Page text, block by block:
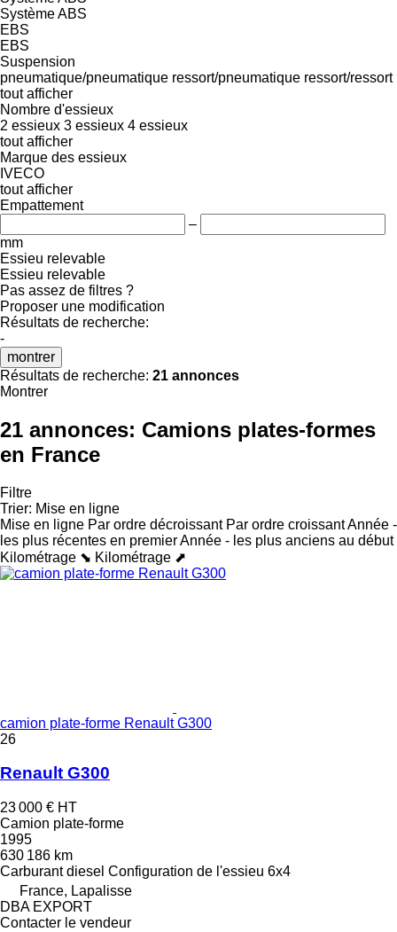
Système ABS
EBS
EBS
Suspension
pneumatique/pneumatique ressort/pneumatique ressort/ressort
tout afficher
Nombre d'essieux
2 essieux 3 essieux 4 essieux
tout afficher
Marque des essieux
IVECO
tout afficher
Empattement
–
mm
Essieu relevable
Essieu relevable
Pas assez de filtres ?
Proposer une modification
Résultats de recherche:
-
montrer
Résultats de recherche: 21 annonces
Montrer
21 annonces: Camions plates-formes
en France
Filtre
Trier: Mise en ligne
Mise en ligne Par ordre décroissant Par ordre croissantAnnée -
les plus récentes en premierAnnée - les plus anciens au début
Kilométrage ⬊ Kilométrage ⬈
camion plate-forme Renault G300
26
Renault G300
23 000 € HT
Camion plate-forme
1995
630 186 km
Carburant diesel Configuration de l'essieu 6x4
France, Lapalisse
DBA EXPORT
Contacter le vendeur